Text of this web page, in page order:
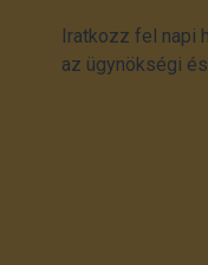
Iratkozz fel napi
az ügynökségi